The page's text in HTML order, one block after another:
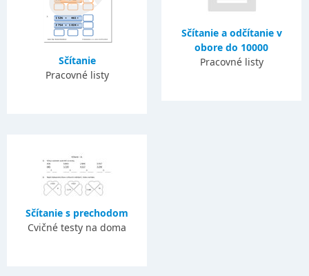
Sčítanie
Pracovné listy
Sčítanie a odčítanie v
obore do 10000
Pracovné listy
Sčítanie s prechodom
Cvičné testy na doma